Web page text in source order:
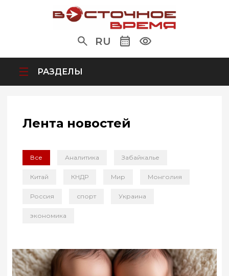
RU
РАЗДЕЛЫ
Лента новостей
Все Аналитика Забайкалье
Китай КНДР Мир Монголия
Россия спорт Украина
экономика